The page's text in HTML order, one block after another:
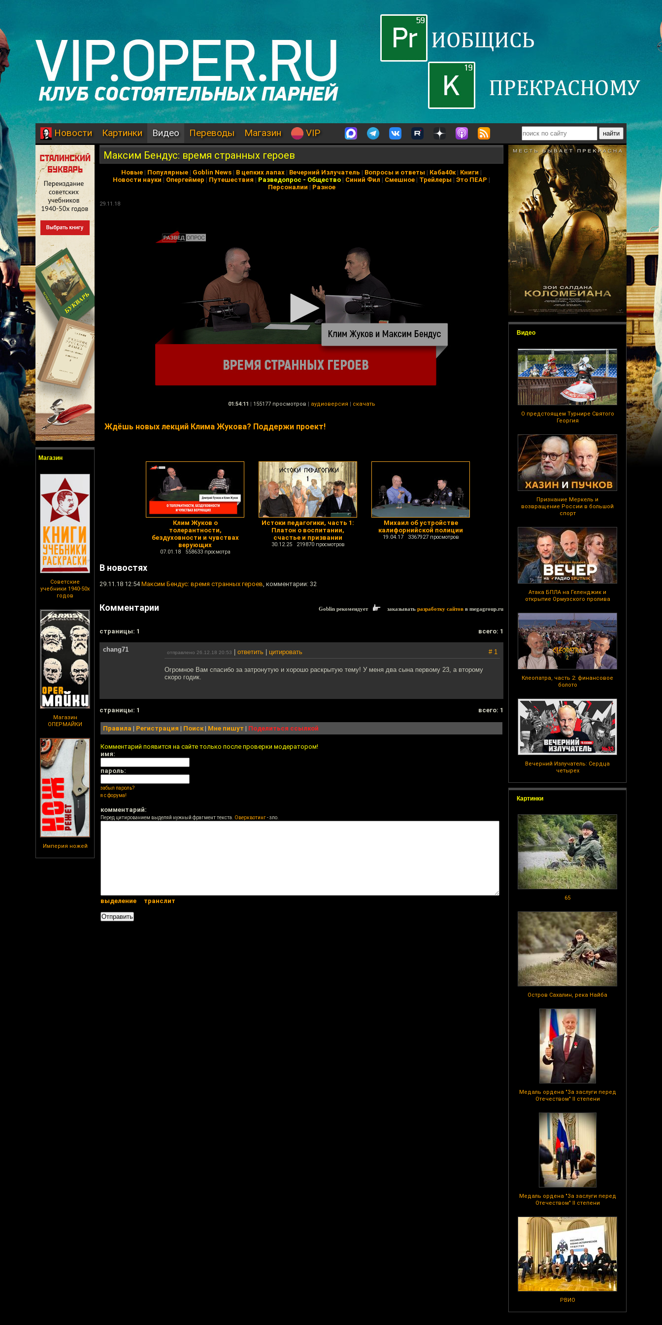
Новости Картинки Видео Переводы Магазин VIP
Магазин
Советские
учебники 1940-50х
годов
Магазин
ОПЕРМАЙКИ
Империя ножей
Видео
О предстоящем Турнире Святого
Георгия
Признание Меркель и
возвращение России в большой
спорт
Атака БПЛА на Геленджик и
открытие Ормузского пролива
Клеопатра, часть 2: финансовое
болото
Вечерний Излучатель: Сердца
четырех
Картинки
65
Остров Сахалин, река Найба
Медаль ордена "За заслуги перед
Отечеством" II степени
Медаль ордена "За заслуги перед
Отечеством" II степени
РВИО
Максим Бендус: время странных героев
Новые | Популярные | Goblin News | В цепких лапах | Вечерний Излучатель | Вопросы и ответы | Каба40к| Книги |
Новости науки | Опергеймер | Путешествия | Разведопрос - Общество | Синий Фил | Смешное | Трейлеры | Это ПЕАР |
Персоналии | Разное
29.11.18
01:54:11 | 155177 просмотров | аудиоверсия | скачать
Ждёшь новых лекций Клима Жукова? Поддержи проект!
Клим Жуков о
толерантности,
бездуховности и чувствах
верующих
07.01.18 558633 просмотра
Истоки педагогики, часть 1:
Платон о воспитании,
счастье и призвании
30.12.25 219870 просмотров
Михаил об устройстве
калифорнийской полиции
19.04.17 3367927 просмотров
В новостях
29.11.18 12:54Максим Бендус: время странных героев, комментарии: 32
Комментарии Goblin рекомендует заказывать разработку сайтов в megagroup.ru
cтраницы: 1 всего: 1
chang71 отправлено 26.12.18 20:53 ответить цитировать # 1
Огромное Вам спасибо за затронутую и хорошо раскрытую тему! У меня два сына первому 23, а второму
скоро годик.
cтраницы: 1 всего: 1
Правила | Регистрация | Поиск| Мне пишут | Поделиться ссылкой
Комментарий появится на сайте только после проверки модератором!
имя:
пароль:
забыл пароль?
я с форума!
комментарий:
Перед цитированием выделяй нужный фрагмент текста. Оверквотинг- зло.
выделение транслит